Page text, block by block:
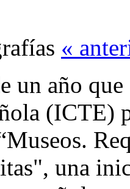
«
un año
(ICTE)
una